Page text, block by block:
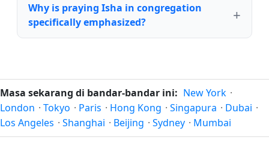
Why is praying Isha in congregation
specifically emphasized?
Masa sekarang di bandar-bandar ini: New York ·
London · Tokyo · Paris · Hong Kong · Singapura · Dubai ·
Los Angeles · Shanghai · Beijing · Sydney · Mumbai